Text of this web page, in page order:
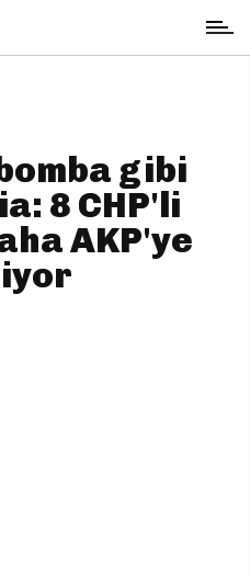
gibi
8 CHP'li
AKP'ye